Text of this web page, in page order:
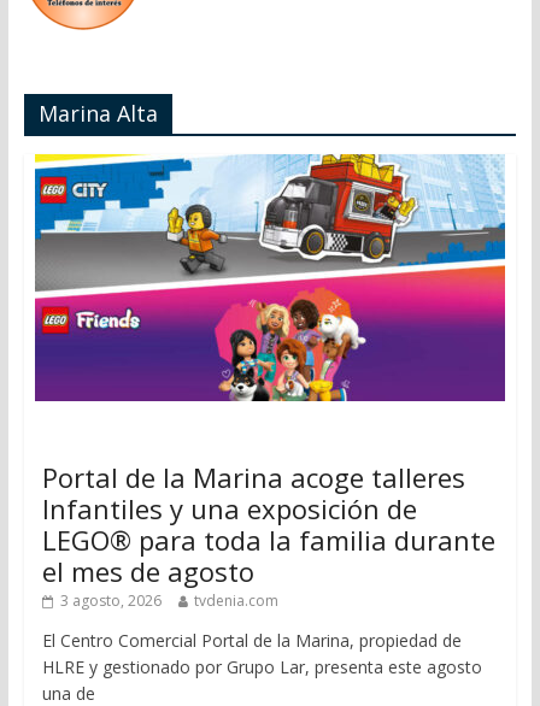
Marina Alta
Portal de la Marina acoge talleres
Infantiles y una exposición de
LEGO® para toda la familia durante
el mes de agosto
3 agosto, 2026 tvdenia.com
El Centro Comercial Portal de la Marina, propiedad de
HLRE y gestionado por Grupo Lar, presenta este agosto
una de